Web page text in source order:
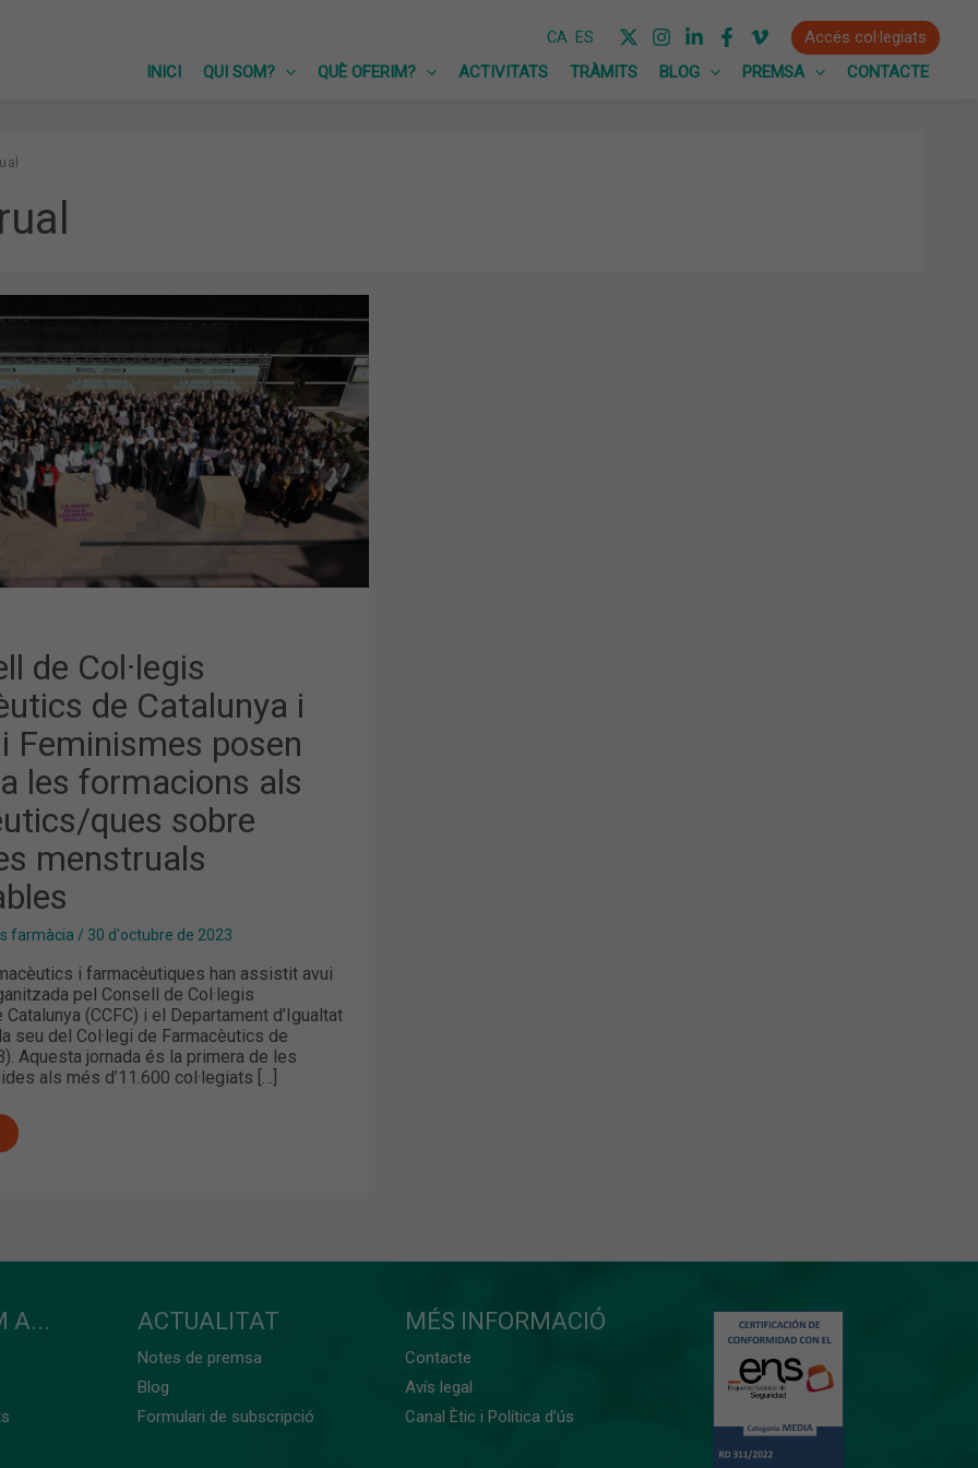
CA ES
Accés col·legiats
INICI
QUI SOM? QUÈ OFERIM? ACTIVITATS TRÀMITS BLOG PREMSA CONTACTE
de Col·legis
de Catalunya i
Feminismes posen
les formacions als
ques sobre
menstruals
farmàcia / 30 d'octubre de 2023
i farmacèutiques han assistit avui
pel Consell de Col·legis
(CCFC) i el Departament d’Igualtat
seu del Col·legi de Farmacèutics de
Aquesta jornada és la primera de les
als més d’11.600 col·legiats […]
A... ACTUALITAT
Notes de premsa
Blog
Formulari de subscripció
MÉS INFORMACIÓ
Contacte
Avís legal
Canal Ètic i Política d’ús